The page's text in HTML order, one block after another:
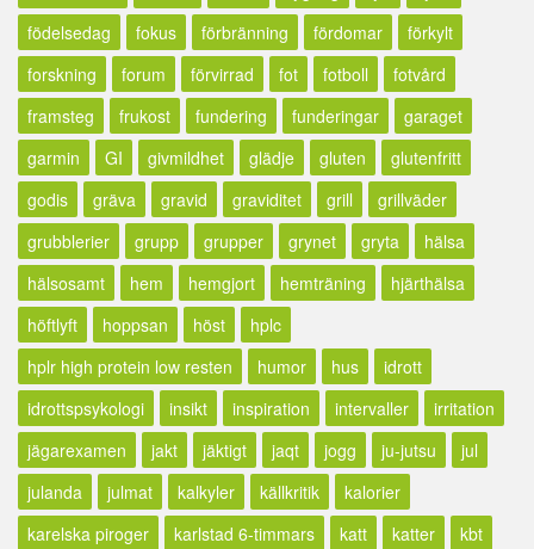
födelsedag
fokus förbränning fördomar
förkylt
forskning
forum förvirrad fot fotboll
fotvård
framsteg
frukost fundering funderingar
garaget
garmin
GI givmildhet glädje gluten
glutenfritt
godis
gräva gravid graviditet grill
grillväder
grubblerier
grupp grupper grynet gryta
hälsa
hälsosamt
hem hemgjort hemträning
hjärthälsa
höftlyft
hoppsan höst
hplc
hplr high protein low resten
humor hus
idrott
idrottspsykologi
insikt inspiration intervaller
irritation
jägarexamen
jakt jäktigt jaqt jogg ju-jutsu
jul
julanda
julmat kalkyler källkritik
kalorier
karelska piroger
karlstad 6-timmars katt katter
kbt